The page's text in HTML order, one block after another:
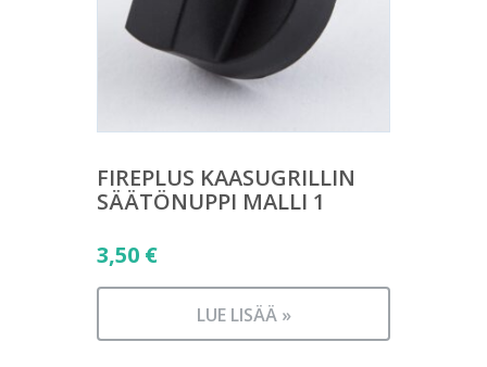
FIREPLUS KAASUGRILLIN
SÄÄTÖNUPPI MALLI 1
3,50 €
LUE LISÄÄ »